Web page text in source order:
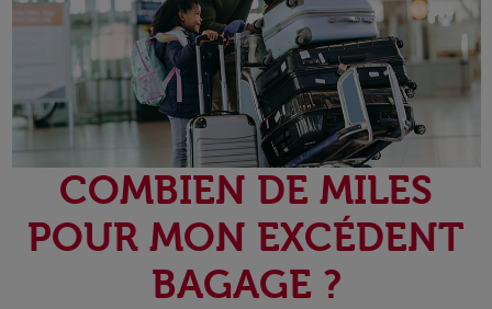
COMBIEN DE MILES
POUR MON EXCÉDENT
BAGAGE ?